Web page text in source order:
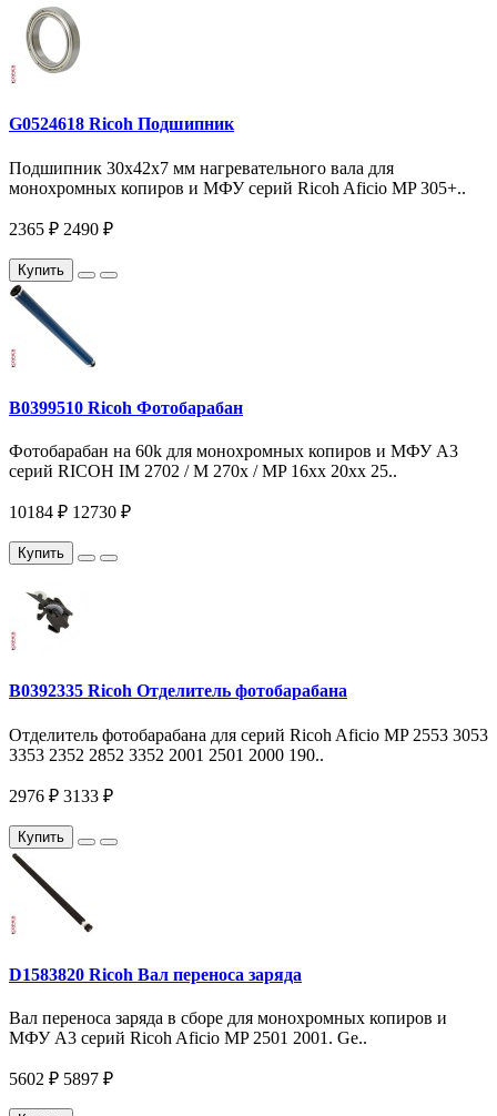
G0524618 Ricoh Подшипник
Подшипник 30x42x7 мм нагревательного вала для
монохромных копиров и МФУ серий Ricoh Aficio MP 305+..
2365 ₽ 2490 ₽
Купить
B0399510 Ricoh Фотобарабан
Фотобарабан на 60k для монохромных копиров и МФУ A3
серий RICOH IM 2702 / M 270x / MP 16xx 20xx 25..
10184 ₽ 12730 ₽
Купить
B0392335 Ricoh Отделитель фотобарабана
Отделитель фотобарабана для серий Ricoh Aficio MP 2553 3053
3353 2352 2852 3352 2001 2501 2000 190..
2976 ₽ 3133 ₽
Купить
D1583820 Ricoh Вал переноса заряда
Вал переноса заряда в сборе для монохромных копиров и
МФУ A3 серий Ricoh Aficio MP 2501 2001. Ge..
5602 ₽ 5897 ₽